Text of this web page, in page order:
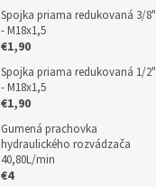
Spojka priama redukovaná 3/8"
- M18x1,5
€1,90
Spojka priama redukovaná 1/2"
- M18x1,5
€1,90
Gumená prachovka
hydraulického rozvádzača
40,80L/min
€4